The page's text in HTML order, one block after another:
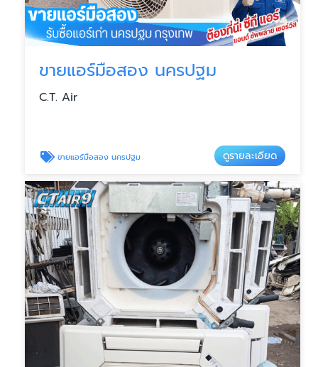
ขายแอร์มือสอง นครปฐม
C.T. Air
ขายแอร์มือสอง นครปฐม ดูรายละเอียด